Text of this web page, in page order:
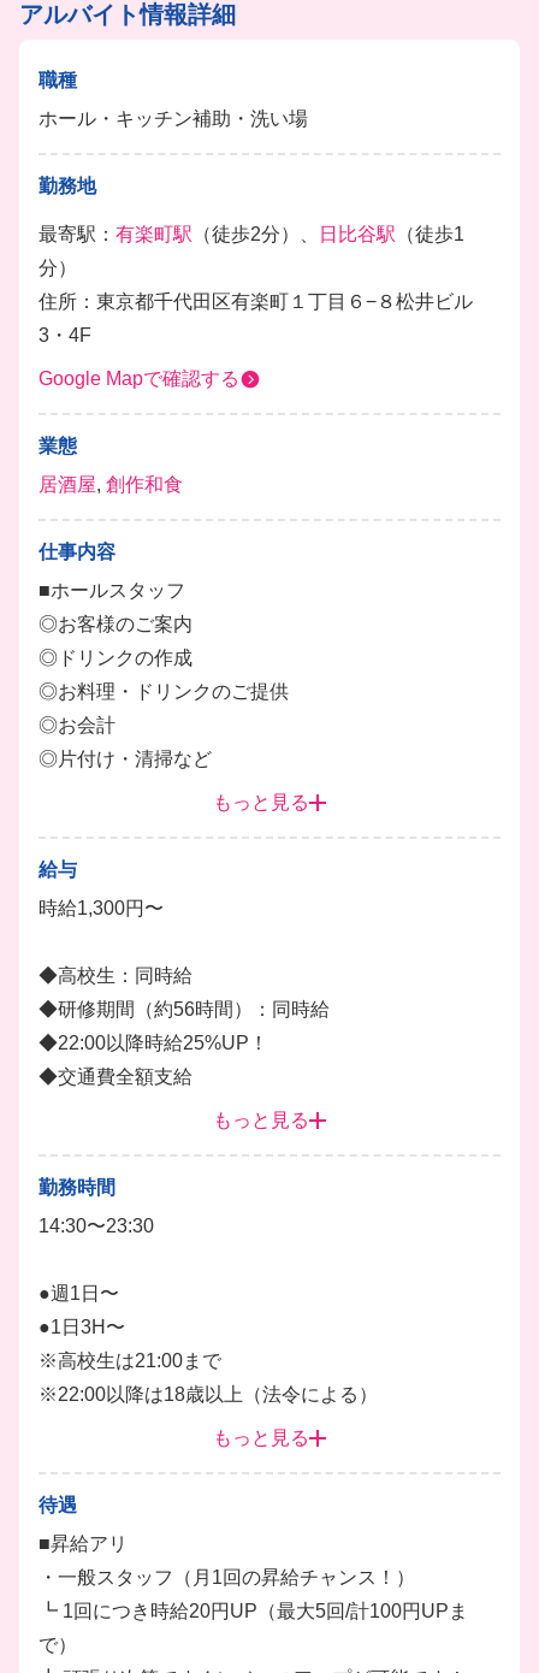
アルバイト情報詳細
職種
ホール・キッチン補助・洗い場
勤務地
最寄駅： 有楽町駅 （徒歩2分）、 日比谷駅 （徒歩1
分）
住所：東京都千代田区有楽町１丁目６−８松井ビル
3・4F
Google Mapで確認する
業態
居酒屋, 創作和食
仕事内容
■ホールスタッフ
◎お客様のご案内
◎ドリンクの作成
◎お料理・ドリンクのご提供
◎お会計
◎片付け・清掃など
◎簡単な調理補助
◎盛り付け
◎食器・器具の洗浄
◎厨房内の清掃
個室居酒屋でお客様のご案内やオーダー、お料理の提
供をお願いします。
接客ができるのが魅力✨
「バイト中もおしゃれに、私らしく」働きたい方にぴ
ったりな職場です！
現在のスタッフは夢を追う人や学生さんが中心で、み
シフトは週1日、3時間からOKなので、推し活や学校
との両立もバッチリです◎
卒業した後もずっと使える「社割」で、お友達や家族
とお得に遊べるのも嬉しいPOINT♪
皿洗い
もっと見る
給与
時給1,300円〜
◆高校生：同時給
◆研修期間（約56時間）：同時給
◆22:00以降時給25%UP！
◆交通費全額支給
◆昇給あり（月1回昇給チャンスあり！がんばりをし
┗トレーナーになると時給+300円UP！
もっと見る
勤務時間
14:30〜23:30
●週1日〜
●1日3H〜
※高校生は21:00まで
※22:00以降は18歳以上（法令による）
ら、アナタらしい働き方が見つかります♪
もっと見る
待遇
■昇給アリ
・一般スタッフ（月1回の昇給チャンス！）
┗ 1回につき時給20円UP（最大5回/計100円UPま
で）